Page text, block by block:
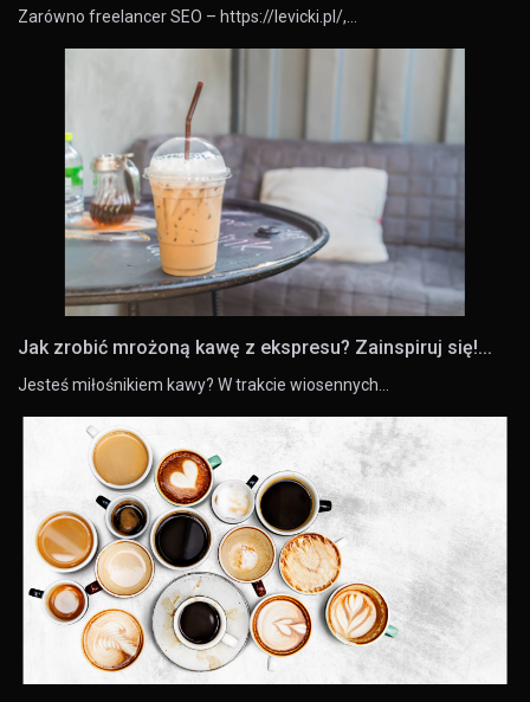
Zarówno freelancer SEO – https://levicki.pl/,…
Jak zrobić mrożoną kawę z ekspresu? Zainspiruj się!...
Jesteś miłośnikiem kawy? W trakcie wiosennych…